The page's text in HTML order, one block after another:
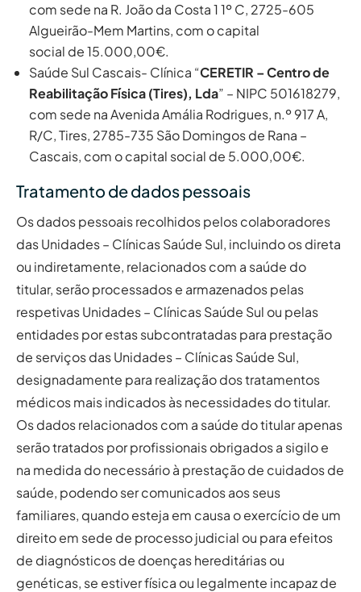
com sede na R. João da Costa 1 1º C, 2725-605
Algueirão-Mem Martins, com o capital
social de 15.000,00€.
Saúde Sul Cascais- Clínica “CERETIR – Centro de
Reabilitação Física (Tires), Lda” – NIPC 501618279,
com sede na Avenida Amália Rodrigues, n.º 917 A,
R/C, Tires, 2785-735 São Domingos de Rana –
Cascais, com o capital social de 5.000,00€.
Tratamento de dados pessoais
Os dados pessoais recolhidos pelos colaboradores
das Unidades – Clínicas Saúde Sul, incluindo os direta
ou indiretamente, relacionados com a saúde do
titular, serão processados e armazenados pelas
respetivas Unidades – Clínicas Saúde Sul ou pelas
entidades por estas subcontratadas para prestação
de serviços das Unidades – Clínicas Saúde Sul,
designadamente para realização dos tratamentos
médicos mais indicados às necessidades do titular.
Os dados relacionados com a saúde do titular apenas
serão tratados por profissionais obrigados a sigilo e
na medida do necessário à prestação de cuidados de
saúde, podendo ser comunicados aos seus
familiares, quando esteja em causa o exercício de um
direito em sede de processo judicial ou para efeitos
de diagnósticos de doenças hereditárias ou
genéticas, se estiver física ou legalmente incapaz de